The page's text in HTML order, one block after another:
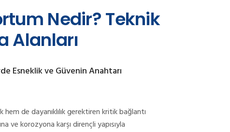
Nedir? Teknik
Alanları
Esneklik ve Güvenin Anahtarı
de dayanıklılık gerektiren kritik bağlantı
ve korozyona karşı dirençli yapısıyla